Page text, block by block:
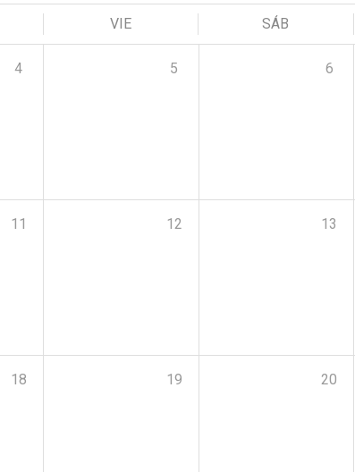
VIE SÁB
4 5 6
11 12 13
18 19 20